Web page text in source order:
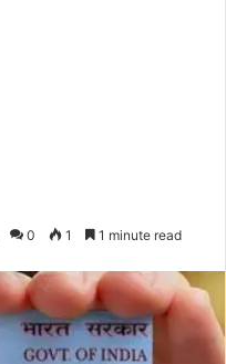
0 1 1 minute read